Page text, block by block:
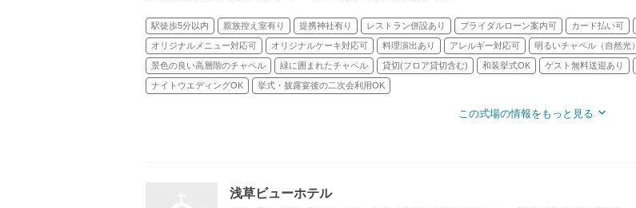
駅徒歩5分以内 親族控え室有り 提携神社有り レストラン併設あり ブライダルローン案内可 カード払い可
オリジナルメニュー対応可 オリジナルケーキ対応可 料理演出あり アレルギー対応可 明るいチャペル（自然光）
景色の良い高層階のチャペル 緑に囲まれたチャペル 貸切(フロア貸切含む) 和装挙式OK ゲスト無料送迎あり
ナイトウエディングOK 挙式・披露宴後の二次会利用OK
この式場の情報をもっと見る
浅草ビューホテル